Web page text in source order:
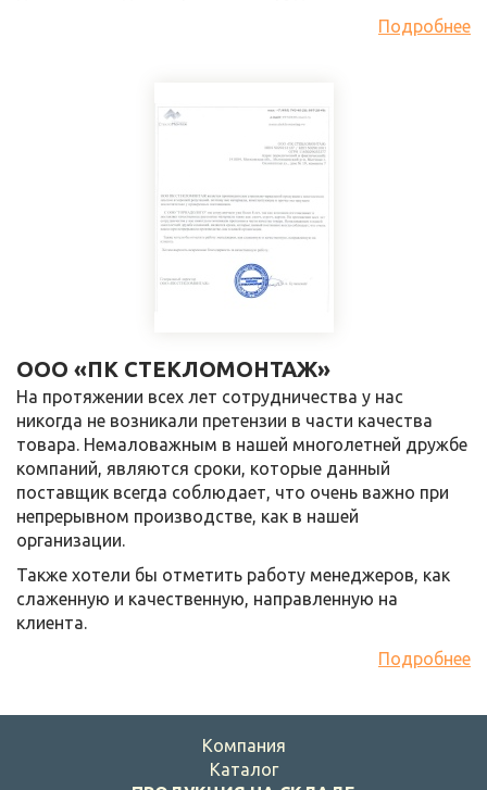
Подробнее
ООО «ПК СТЕКЛОМОНТАЖ»
На протяжении всех лет сотрудничества у нас
никогда не возникали претензии в части качества
товара. Немаловажным в нашей многолетней дружбе
компаний, являются сроки, которые данный
поставщик всегда соблюдает, что очень важно при
непрерывном производстве, как в нашей
организации.
Также хотели бы отметить работу менеджеров, как
слаженную и качественную, направленную на
клиента.
Подробнее
Компания
Каталог